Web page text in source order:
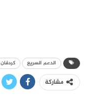
الدعم السريع كردفان
مشاركة